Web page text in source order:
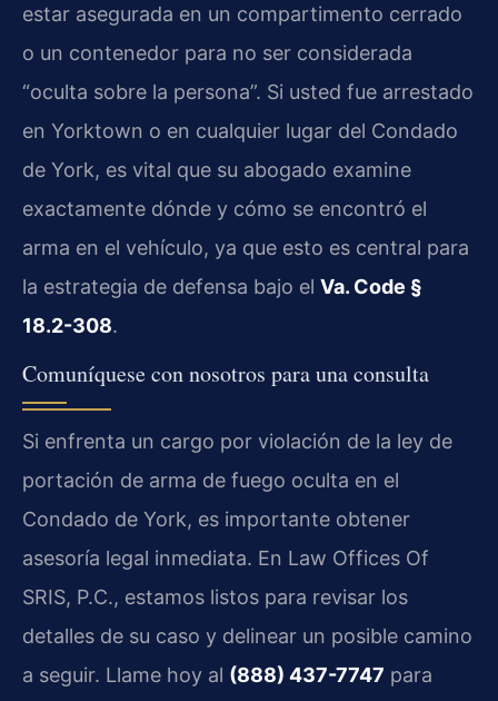
estar asegurada en un compartimento cerrado
o un contenedor para no ser considerada
“oculta sobre la persona”. Si usted fue arrestado
en Yorktown o en cualquier lugar del Condado
de York, es vital que su abogado examine
exactamente dónde y cómo se encontró el
arma en el vehículo, ya que esto es central para
la estrategia de defensa bajo el Va. Code §
18.2-308.
Comuníquese con nosotros para una consulta
Si enfrenta un cargo por violación de la ley de
portación de arma de fuego oculta en el
Condado de York, es importante obtener
asesoría legal inmediata. En Law Offices Of
SRIS, P.C., estamos listos para revisar los
detalles de su caso y delinear un posible camino
a seguir. Llame hoy al (888) 437-7747 para